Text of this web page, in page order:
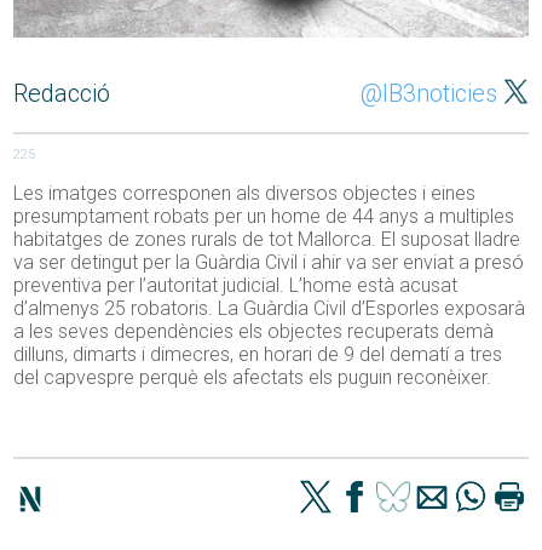
Redacció @IB3noticies
225
Les imatges corresponen als diversos objectes i eines
presumptament robats per un home de 44 anys a multiples
habitatges de zones rurals de tot Mallorca. El suposat lladre
va ser detingut per la Guàrdia Civil i ahir va ser enviat a presó
preventiva per l’autoritat judicial. L’home està acusat
d’almenys 25 robatoris. La Guàrdia Civil d’Esporles exposarà
a les seves dependències els objectes recuperats demà
dilluns, dimarts i dimecres, en horari de 9 del dematí a tres
del capvespre perquè els afectats els puguin reconèixer.